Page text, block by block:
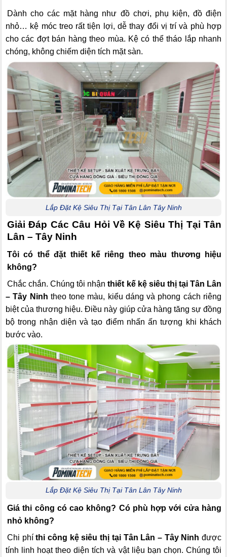
Dành cho các mặt hàng như đồ chơi, phụ kiện, đồ điện
nhỏ… kệ móc treo rất tiện lợi, dễ thay đổi vị trí và phù hợp
cho các đợt bán hàng theo mùa. Kệ có thể tháo lắp nhanh
chóng, không chiếm diện tích mặt sàn.
Lắp Đặt Kệ Siêu Thị Tại Tân Lân Tây Ninh
Giải Đáp Các Câu Hỏi Về Kệ Siêu Thị Tại Tân
Lân – Tây Ninh
Tôi có thể đặt thiết kế riêng theo màu thương hiệu
không?
Chắc chắn. Chúng tôi nhậnthiết kế kệ siêu thị tại Tân Lân
– Tây Ninh theo tone màu, kiểu dáng và phong cách riêng
biệt của thương hiệu. Điều này giúp cửa hàng tăng sự đồng
bộ trong nhận diện và tạo điểm nhấn ấn tượng khi khách
bước vào.
Lắp Đặt Kệ Siêu Thị Tại Tân Lân Tây Ninh
Giá thi công có cao không? Có phù hợp với cửa hàng
nhỏ không?
Chi phíthi công kệ siêu thị tại Tân Lân – Tây Ninh được
tính linh hoạt theo diện tích và vật liệu bạn chọn. Chúng tôi